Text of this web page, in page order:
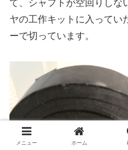
て、シャフトが空回りしな
ヤの工作キットに入ってい
ーで切っています。
メニュー ホーム